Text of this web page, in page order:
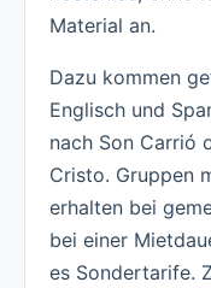
Material an.
Dazu kommen
Englisch und
nach Son Carrió
Cristo. Gruppen
erhalten bei
bei einer
es Sondertarife.